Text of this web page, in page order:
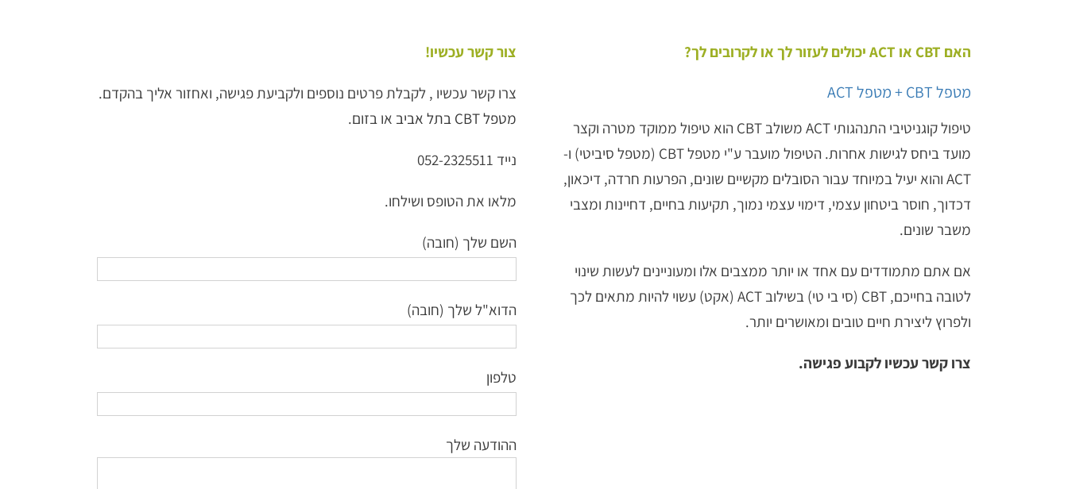
האם CBT או ACT יכולים לעזור לך או לקרובים לך?
מטפל CBT + מטפל ACT
טיפול קוגניטיבי התנהגותי ACT משולב CBT הוא טיפול ממוקד מטרה וקצר
מועד ביחס לגישות אחרות. הטיפול מועבר ע"י מטפל CBT (מטפל סיביטי) ו-
ACT והוא יעיל במיוחד עבור הסובלים מקשיים שונים, הפרעות חרדה, דיכאון,
דכדוך, חוסר ביטחון עצמי, דימוי עצמי נמוך, תקיעות בחיים, דחיינות ומצבי
משבר שונים.
אם אתם מתמודדים עם אחד או יותר ממצבים אלו ומעוניינים לעשות שינוי
לטובה בחייכם, CBT (סי בי טי) בשילוב ACT (אקט) עשוי להיות מתאים לכך
ולפרוץ ליצירת חיים טובים ומאושרים יותר.
צרו קשר עכשיו לקבוע פגישה.
צור קשר עכשיו!
צרו קשר עכשיו , לקבלת פרטים נוספים ולקביעת פגישה, ואחזור אליך בהקדם.
מטפל CBT בתל אביב
או בזום.
נייד 052-2325511
מלאו את הטופס ושילחו.
השם שלך (חובה)
הדוא"ל שלך (חובה)
טלפון
ההודעה שלך